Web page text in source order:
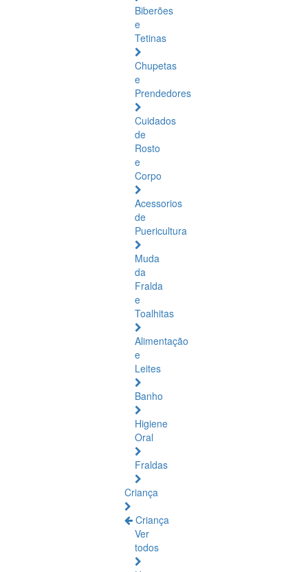
Biberões
e
Tetinas
Chupetas
e
Prendedores
Cuidados
de
Rosto
e
Corpo
Acessorios
de
Puericultura
Muda
da
Fralda
e
Toalhitas
Alimentação
e
Leites
Banho
Higiene
Oral
Fraldas
Criança
Criança
Ver
todos